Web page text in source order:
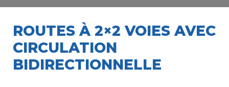
ROUTES À 2×2 VOIES AVEC
CIRCULATION
BIDIRECTIONNELLE